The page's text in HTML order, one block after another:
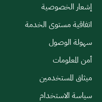
إشعار الخصوصية
اتفاقية مستوى الخدمة
سهولة الوصول
أمن المعلومات
ميثاق المستخدمين
سياسة الاستخدام